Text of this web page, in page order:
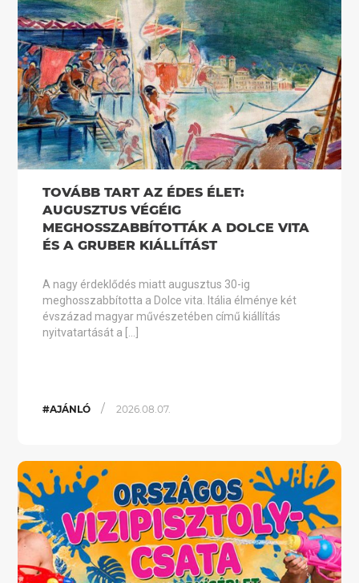
TOVÁBB TART AZ ÉDES ÉLET:
AUGUSZTUS VÉGÉIG
MEGHOSSZABBÍTOTTÁK A DOLCE VITA
ÉS A GRUBER KIÁLLÍTÁST
A nagy érdeklődés miatt augusztus 30-ig
meghosszabbította a Dolce vita. Itália élménye két
évszázad magyar művészetében című kiállítás
nyitvatartását a […]
#AJÁNLÓ / 2026.08.07.